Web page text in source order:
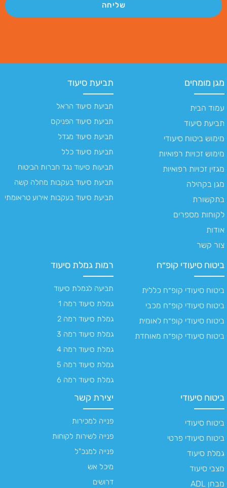
שליחה
מגן מומחים
עמוד הבית
תביעת סיעוד
מימוש ביטוח סיעודי
מימוש זכויות רפואיות
מגזין זכויות רפואיות
מגן בקהילה
בתקשורת
לקוחות מספרים
אודות
צור קשר
תביעת סיעוד
תביעת סיעוד הראל
תביעת סיעוד הפניקס
תביעת סיעוד מגדל
תביעת סיעוד כלל
תביעות סיעוד נגד חברות הביטוח
תביעת סיעוד בעקבות מחלה קשה
תביעת סיעוד בעקבות אירוע טראומתי
ביטוח סיעודי
ביטוח סיעודי
ביטוח סיעודי פרטי
גמלת סיעוד
מצבי סיעוד
מבחן ADL
ביטוח סיעודי קופ״ח
ביטוח סיעודי קופ״ח כללית
ביטוח סיעודי קופ״ח מכבי
ביטוח סיעודי קופ״ח לאומית
ביטוח סיעודי קופ״ח מאוחדת
רמות גמלת סיעוד
תביעה לגמלת סיעוד
גמלת סיעוד רמה 1
גמלת סיעוד רמה 2
גמלת סיעוד רמה 3
גמלת סיעוד רמה 4
גמלת סיעוד רמה 5
גמלת סיעוד רמה 6
יצירת קשר
פנייה למכירות
פנייה לשירות לקוחות
פנייה למנכ"ל
מיכל אש
דרושים